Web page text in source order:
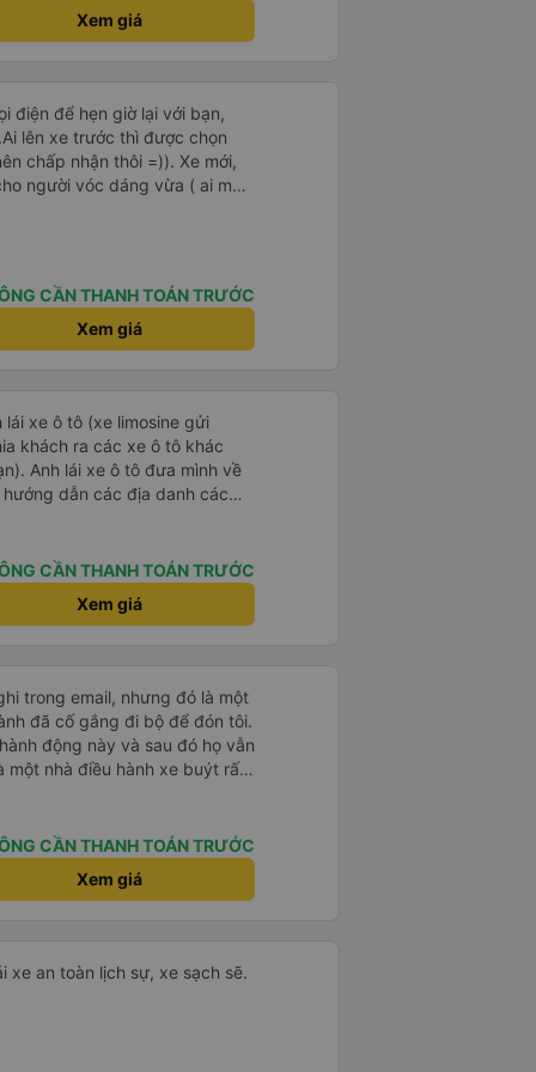
Xem giá
điện để hẹn giờ lại với bạn,
lên xe trước thì được chọn
chấp nhận thôi =)). Xe mới,
người vóc dáng vừa ( ai m8
Hừm xe mới, điều hoà lạnh
mình trong chuyến đi tỉnh
lần nhưng vẫn ngủ ngon (may
). Nhà xe nên mắc cái rèm hay
lái xe, ổm cho 2 bên. Nói
nhà xe này nên nếu đi đâu
quay lại nhà xe ni.
CẦN THANH TOÁN TRƯỚC
Xem giá
xe ô tô (xe limosine gửi
khách ra các xe ô tô khác
về
dẫn các địa danh các
để ý khi anh trả khách thì
xe cho khách (tiểu tiết nhưng
anh lái
mình về những quan điểm
xin tên của anh chỉ biết anh ở
được anh lái xe tiếp và anh
người biết đến anh hơn.
CẦN THANH TOÁN TRƯỚC
Xem giá
trong email, nhưng đó là một
đã cố gắng đi bộ để đón tôi.
động này và sau đó họ vẫn
một nhà điều hành xe buýt rất
CẦN THANH TOÁN TRƯỚC
Xem giá
xe an toàn lịch sự, xe sạch sẽ.